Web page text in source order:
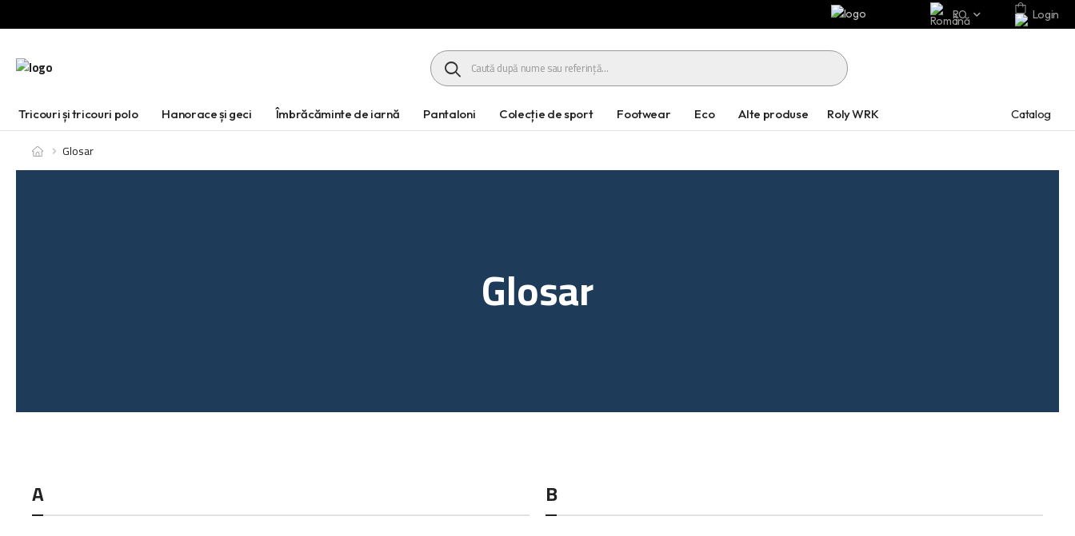
RO Login
HEADER SEARCH BUTTON
Tricouri și tricouri polo Hanorace și geci Îmbrăcăminte de iarnă Pantaloni Colecție de sport Footwear Eco Alte produse Roly WRK Catalog
Glosar
Glosar
A B